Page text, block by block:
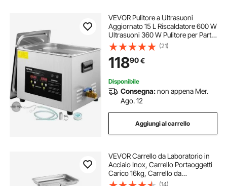
VEVOR Pulitore a Ultrasuoni
Aggiornato 15 L Riscaldatore 600 W
Ultrasuoni 360 W Pulitore per Parti
a Ultrasuoni da Laboratorio Digitale
con Temporizzatore per Pulizia di
Strumenti Dentali in Vetro
(21)
11890€
Disponibile
Consegna:non appena Mer.
Ago. 12
Aggiungi al carrello
VEVOR Carrello da Laboratorio in
Acciaio Inox, Carrello Portaoggetti
Carico 16kg, Carrello da
Laboratorio Regolabile in Altezza
(14)